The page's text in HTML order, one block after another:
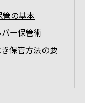
の基本
ー保管術
保管方法の要